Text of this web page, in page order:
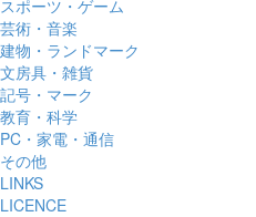
スポーツ・ゲーム
芸術・音楽
建物・ランドマーク
文房具・雑貨
記号・マーク
教育・科学
PC・家電・通信
その他
LINKS
LICENCE